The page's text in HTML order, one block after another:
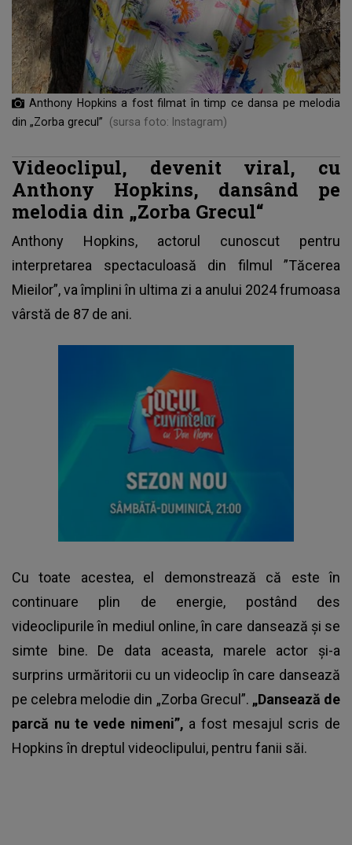
Anthony Hopkins a fost filmat în timp ce dansa pe melodia
din „Zorba grecul”
(sursa foto: Instagram)
Videoclipul, devenit viral, cu
Anthony Hopkins, dansând pe
melodia din „Zorba Grecul“
Anthony Hopkins, actorul cunoscut pentru
interpretarea spectaculoasă din filmul
”Tăcerea
Mieilor”, va împlini în ultima zi a anului 2024 frumoasa
vârstă de 87 de ani.
Cu toate acestea, el demonstrează că este în
continuare plin de energie, postând des
videoclipurile în mediul online, în care dansează și se
simte bine. De data aceasta, marele actor și-a
surprins urmăritorii cu un videoclip în care dansează
pe celebra melodie din „Zorba Grecul”. „Dansează de
parcă nu te vede nimeni”, a fost mesajul scris de
Hopkins în dreptul videoclipului, pentru fanii săi.